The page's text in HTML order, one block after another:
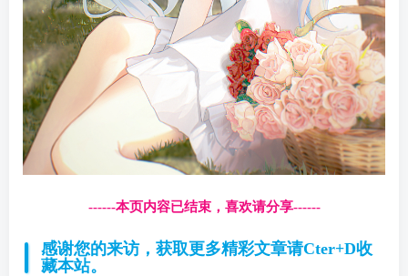
------本页内容已结束，喜欢请分享------
感谢您的来访，获取更多精彩文章请Cter+D收
藏本站。